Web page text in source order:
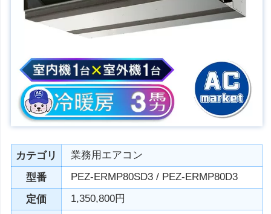
カテゴリ
業務用エアコン
型番
PEZ-ERMP80SD3 / PEZ-ERMP80D3
定価
1,350,800円